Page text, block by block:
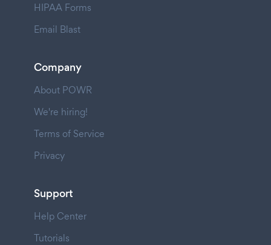
HIPAA Forms
Email Blast
Company
About POWR
We're hiring!
Terms of Service
Privacy
Support
Help Center
Tutorials